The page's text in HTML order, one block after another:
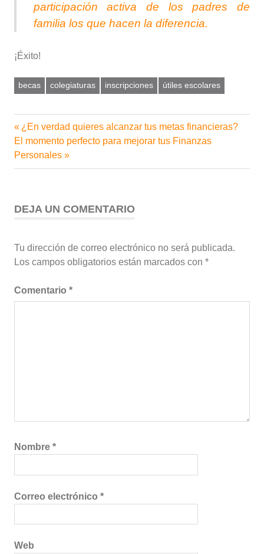
participación activa de los padres de
familia los que hacen la diferencia.
¡Éxito!
becas colegiaturas inscripciones útiles escolares
Navegación
de
Entrada
anterior:
¿En verdad quieres alcanzar tus metas financieras?
Siguiente
entrada:
El momento perfecto para mejorar tus Finanzas
Personales
DEJA UN COMENTARIO
Tu dirección de correo electrónico no será publicada.
Los campos obligatorios están marcados con *
Comentario *
Nombre *
Correo electrónico *
Web